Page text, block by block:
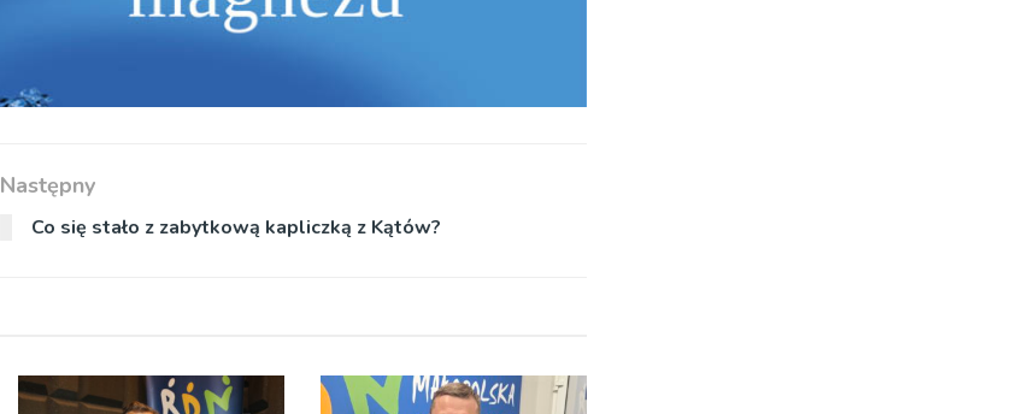
Następny
Co się stało z zabytkową kapliczką z Kątów?